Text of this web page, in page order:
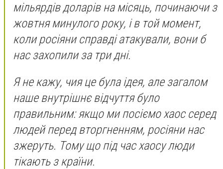
мільярдів доларів на місяць, починаючи з
жовтня минулого року, і в той момент,
коли росіяни справді атакували, вони б
нас захопили за три дні.
Я не кажу, чия це була ідея, але загалом
наше внутрішнє відчуття було
правильним: якщо ми посіємо хаос серед
людей перед вторгненням, росіяни нас
зжеруть. Тому що під час хаосу люди
тікають з країни.